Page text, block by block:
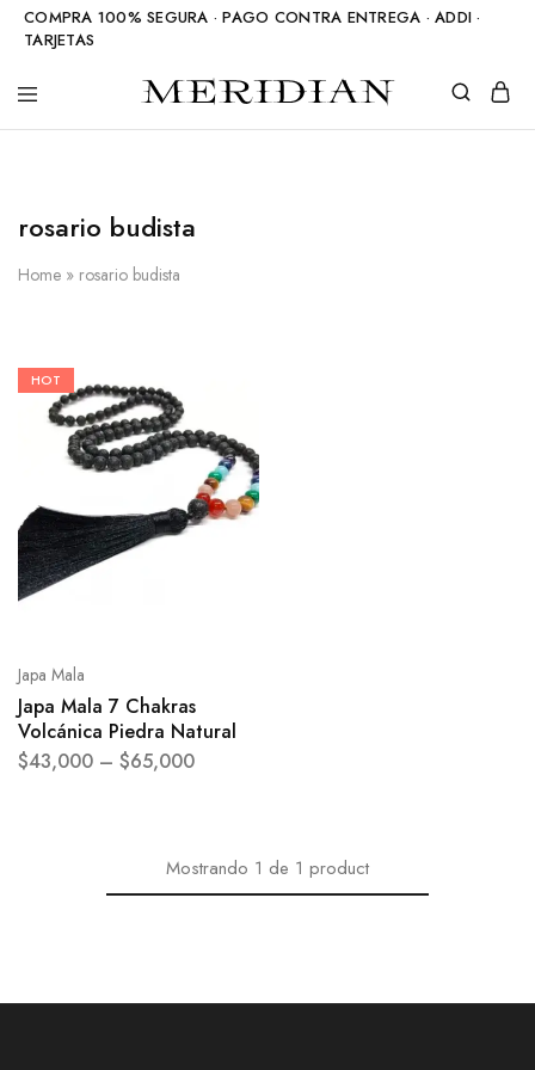
COMPRA 100% SEGURA · PAGO CONTRA ENTREGA · ADDI ·
TARJETAS
Meridian
Accesorios
rosario budista
Home » rosario budista
HOT
Japa Mala
Japa Mala 7 Chakras
Volcánica Piedra Natural
$43,000 – $65,000
Mostrando 1 de 1 product